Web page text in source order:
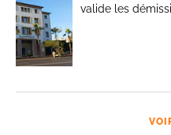
valide les